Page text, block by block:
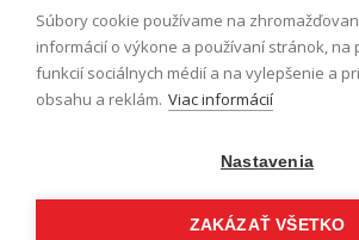
Môj profil
Zabudnuté heslo
Formulár pre odstúpenie od zmluvy
Súbory cookie používame na
informácií o výkone a používaní stránok, na
funkcií sociálnych médií a na vylepšenie a
obsahu a reklám. Viac informácií
Nastavenia
ZAKÁZAŤ VŠETKO